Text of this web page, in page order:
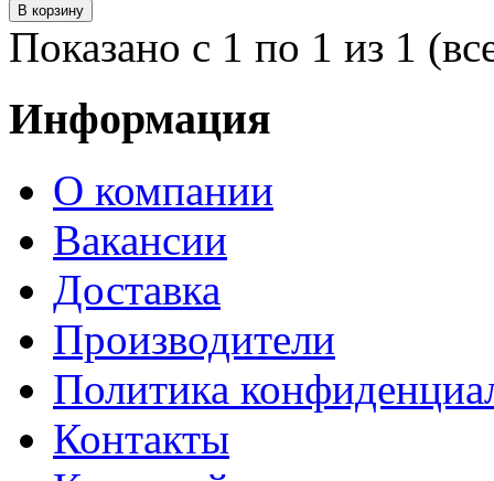
Показано с 1 по 1 из 1
Информация
О компании
Вакансии
Доставка
Производители
Политика
Контакты